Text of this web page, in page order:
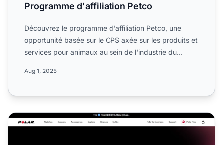
Programme d'affiliation Petco
Découvrez le programme d'affiliation Petco, une
opportunité basée sur le CPS axée sur les produits et
services pour animaux au sein de l'industrie du
Aug 1, 2025
Programme d'affiliation PolarShop